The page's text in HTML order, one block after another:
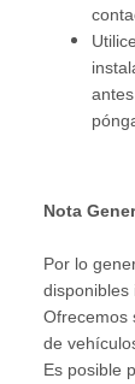
Nota
Por lo
disponibles
Ofrecemos
de
Es posible